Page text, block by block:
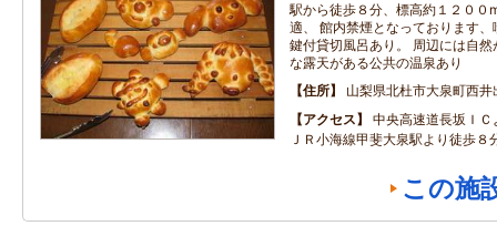
駅から徒歩８分、標高約１２００
適、 館内禁煙となっております
鍵付貸切風呂あり。 周辺には自
な露天がある公共の温泉あり
住所
山梨県北杜市大泉町西
アクセス
中央高速道長坂Ｉ
ＪＲ小海線甲斐大泉駅より徒歩８
この施